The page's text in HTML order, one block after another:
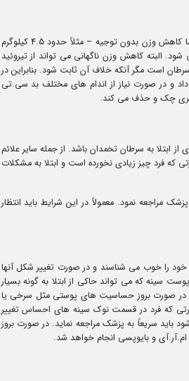
ممکن است بسیاری از زنان از این که بدون تلاش کاهش وزن پیدا کنند خوشحال شوند. اما کاهش وزن بدون توجیه – مثلاً حدود 4.5 کیلوگرم
البته کاهش وزن ناگهانی می تواند از تیروئید
است مگر آنکه خلاف آن ثابت شود. بنابراین در
و در صورت نیاز از اندام های مختلف بد سی.تی
چک و حذف می کند.
ابتلا به سرطان تخمدان باشد. از جمله سایر علائم
فرد چیز زیادی نخورده است و ابتلا به مشکلات
مراجعه نمود. معمولاً در این شرایط باید انتظار
را خوب می شناسند و در صورت تغییر شکل آنها
سینه که می تواند حاکی از ابتلا به گونه بسیار
که در صورت بروز حساسیت های پوستی مثل سرخی یا
که فرد در قسمت نوک سینه های احساس تغییر
باید سریعاً به پزشک مراجعه نماید. در صورت بروز
ام.آر.آی و بایوپسی انجام خواهد شد.